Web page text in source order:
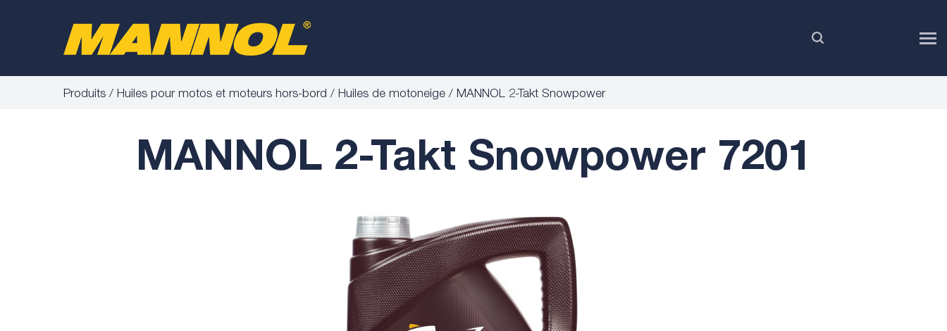
Produits Huiles pour motos et moteurs hors-bord Huiles de motoneige MANNOL 2-Takt Snowpower
MANNOL 2-Takt Snowpower 7201